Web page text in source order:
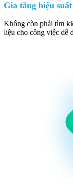
Gia tăng hiệu
Không còn phải tìm
liệu cho công việc dễ